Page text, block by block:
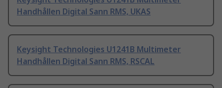
Handhållen Digital Sann RMS, UKAS
Keysight Technologies U1241B Multimeter
Handhållen Digital Sann RMS, RSCAL